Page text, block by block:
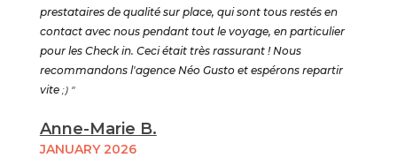
prestataires de qualité sur place, qui sont tous restés en
contact avec nous pendant tout le voyage, en particulier
pour les Check in. Ceci était très rassurant ! Nous
recommandons l'agence Néo Gusto et espérons repartir
vite;) "
Anne-Marie B.
JANUARY 2026